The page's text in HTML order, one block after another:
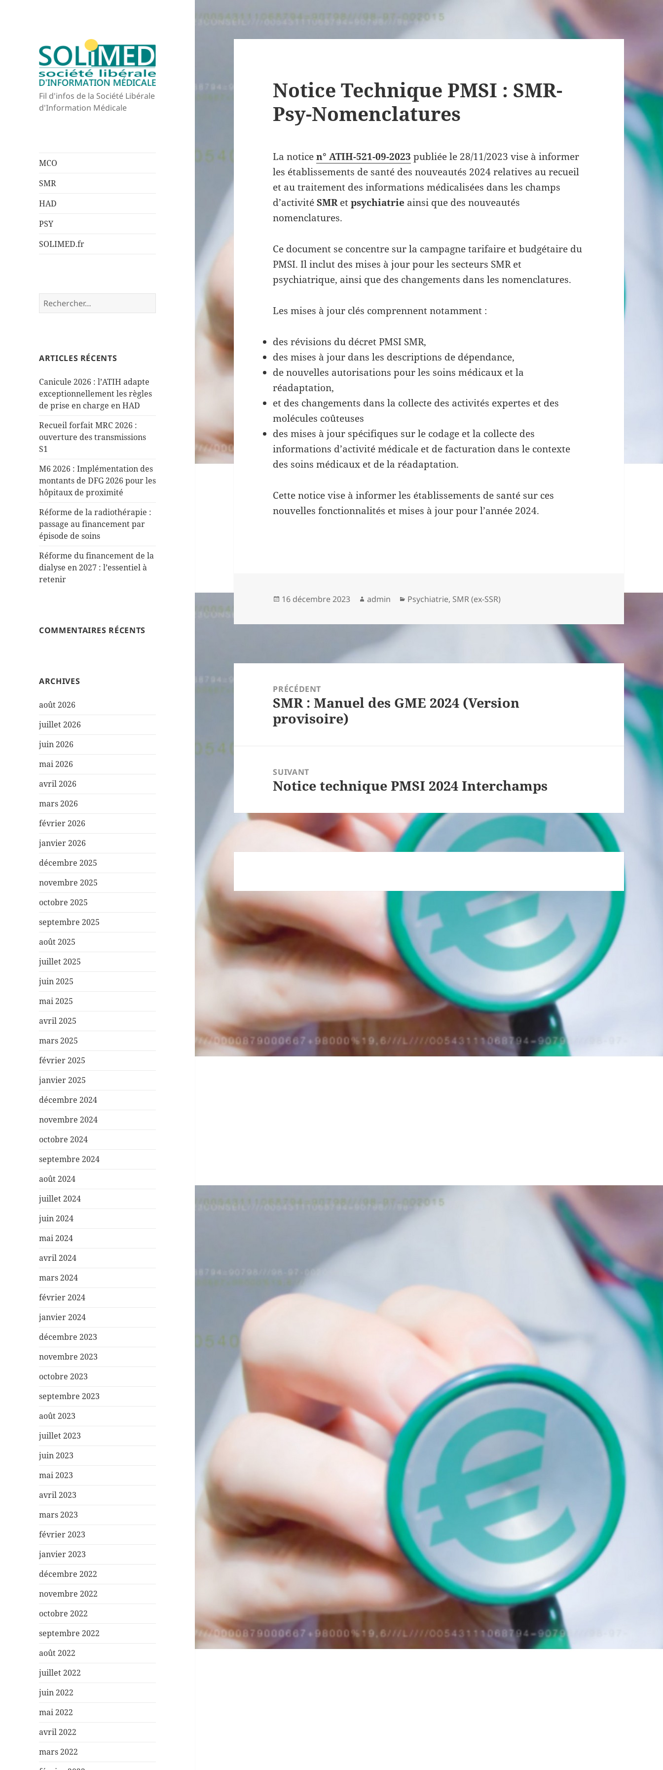
Fil d'infos de la Société Libérale
d'Information Médicale
MCO
SMR
HAD
PSY
SOLIMED.fr
Rechercher :
ARTICLES RÉCENTS
Canicule 2026 : l’ATIH adapte
exceptionnellement les règles
de prise en charge en HAD
Recueil forfait MRC 2026 :
ouverture des transmissions
S1
M6 2026 : Implémentation des
montants de DFG 2026 pour les
hôpitaux de proximité
Réforme de la radiothérapie :
passage au financement par
épisode de soins
Réforme du financement de la
dialyse en 2027 : l’essentiel à
retenir
COMMENTAIRES RÉCENTS
ARCHIVES
août 2026
juillet 2026
juin 2026
mai 2026
avril 2026
mars 2026
février 2026
janvier 2026
décembre 2025
novembre 2025
octobre 2025
septembre 2025
août 2025
juillet 2025
juin 2025
mai 2025
avril 2025
mars 2025
février 2025
janvier 2025
décembre 2024
novembre 2024
octobre 2024
septembre 2024
août 2024
juillet 2024
juin 2024
mai 2024
avril 2024
mars 2024
février 2024
janvier 2024
décembre 2023
novembre 2023
octobre 2023
septembre 2023
août 2023
juillet 2023
juin 2023
mai 2023
avril 2023
mars 2023
février 2023
janvier 2023
décembre 2022
novembre 2022
octobre 2022
septembre 2022
août 2022
juillet 2022
juin 2022
mai 2022
avril 2022
mars 2022
Notice Technique PMSI : SMR-
Psy-Nomenclatures
La noticen° ATIH-521-09-2023 publiée le 28/11/2023 vise à informer
les établissements de santé des nouveautés 2024 relatives au recueil
et au traitement des informations médicalisées dans les champs
d’activitéSMRetpsychiatrie ainsi que des nouveautés
nomenclatures.
Ce document se concentre sur la campagne tarifaire et budgétaire du
PMSI. Il inclut des mises à jour pour les secteurs SMR et
psychiatrique, ainsi que des changements dans les nomenclatures.
Les mises à jour clés comprennent notamment :
des révisions du décret PMSI SMR,
des mises à jour dans les descriptions de dépendance,
de nouvelles autorisations pour les soins médicaux et la
réadaptation,
et des changements dans la collecte des activités expertes et des
molécules coûteuses
des mises à jour spécifiques sur le codage et la collecte des
informations d’activité médicale et de facturation dans le contexte
des soins médicaux et de la réadaptation.
Cette notice vise à informer les établissements de santé sur ces
nouvelles fonctionnalités et mises à jour pour l’année 2024.
Publié
16 décembre 2023 Auteur
admin Catégories
Psychiatrie, SMR (ex-SSR)
PRÉCÉDENT
Article
précédent :
SMR : Manuel des GME 2024 (Version
provisoire)
SUIVANT
Article
Notice technique PMSI 2024 Interchamps